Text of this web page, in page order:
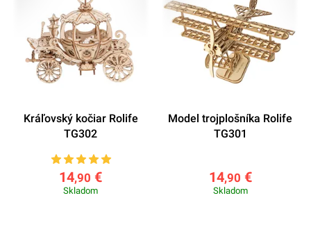
Kráľovský kočiar Rolife
TG302
14,90 €
Skladom
Model trojplošníka Rolife
TG301
14,90 €
Skladom